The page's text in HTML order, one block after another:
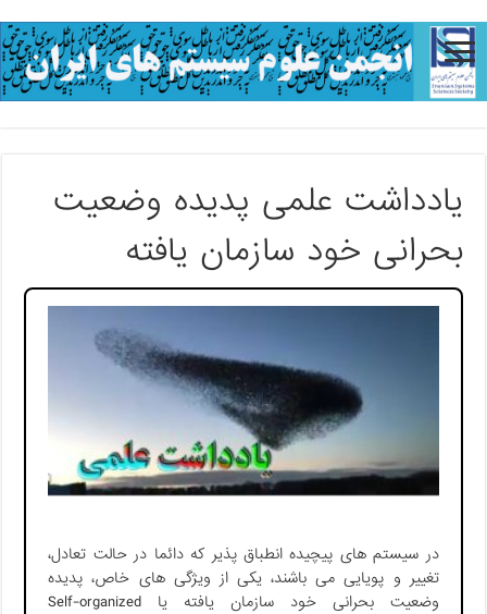
يادداشت علمی پديده وضعيت
بحرانی خود سازمان يافته
در سیستم های پیچیده انطباق پذیر که دائما در حالت تعادل،
تغییر و پویایی می باشند، یکی از ویژگی های خاص، پدیده
وضعیت بحرانی خود سازمان یافته یا Self-organized